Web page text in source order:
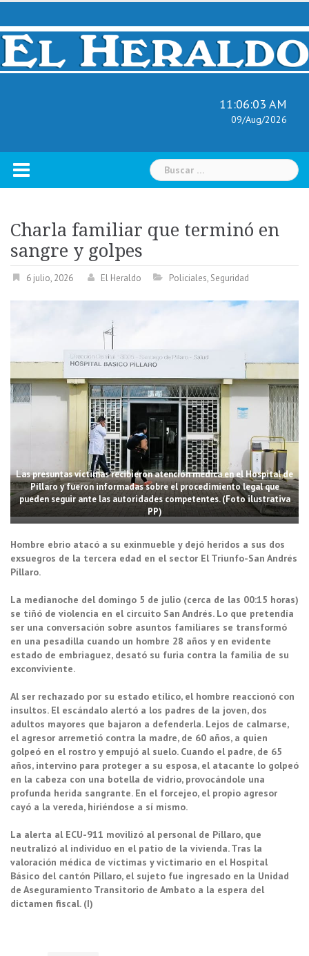
Skip
content
11:06:04 AM
09/Aug/2026
Buscar:
Charla familiar que terminó en
sangre y golpes
6 julio, 2026 El Heraldo Policiales, Seguridad
Las presuntas víctimas recibieron atención médica en el Hospital de
Píllaro y fueron informadas sobre el procedimiento legal que
pueden seguir ante las autoridades competentes. (Foto ilustrativa
PP)
Hombre ebrio atacó a su exinmueble y dejó heridos a sus dos
exsuegros de la tercera edad en el sector El Triunfo-San Andrés
Píllaro.
La medianoche del domingo 5 de julio (cerca de las 00:15 horas)
se tiñó de violencia en el circuito San Andrés. Lo que pretendía
ser una conversación sobre asuntos familiares se transformó
en una pesadilla cuando un hombre 28 años y en evidente
estado de embriaguez, desató su furia contra la familia de su
exconviviente.
Al ser rechazado por su estado etílico, el hombre reaccionó con
insultos. El escándalo alertó a los padres de la joven, dos
adultos mayores que bajaron a defenderla. Lejos de calmarse,
el agresor arremetió contra la madre, de 60 años, a quien
golpeó en el rostro y empujó al suelo. Cuando el padre, de 65
años, intervino para proteger a su esposa, el atacante lo golpeó
en la cabeza con una botella de vidrio, provocándole una
profunda herida sangrante. En el forcejeo, el propio agresor
cayó a la vereda, hiriéndose a sí mismo.
La alerta al ECU-911 movilizó al personal de Píllaro, que
neutralizó al individuo en el patio de la vivienda. Tras la
valoración médica de víctimas y victimario en el Hospital
Básico del cantón Píllaro, el sujeto fue ingresado en la Unidad
de Aseguramiento Transitorio de Ambato a la espera del
dictamen fiscal. (I)